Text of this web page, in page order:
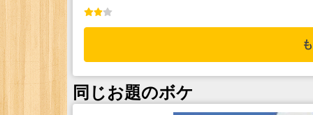
同じお題のボケ